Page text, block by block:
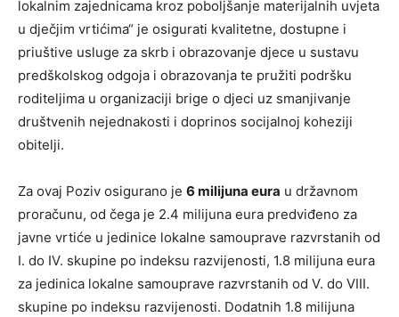
lokalnim zajednicama kroz poboljšanje materijalnih uvjeta
u dječjim vrtićima“ je osigurati kvalitetne, dostupne i
priuštive usluge za skrb i obrazovanje djece u sustavu
predškolskog odgoja i obrazovanja te pružiti podršku
roditeljima u organizaciji brige o djeci uz smanjivanje
društvenih nejednakosti i doprinos socijalnoj koheziji
obitelji.
Za ovaj Poziv osigurano je 6 milijuna eura u državnom
proračunu, od čega je 2.4 milijuna eura predviđeno za
javne vrtiće u jedinice lokalne samouprave razvrstanih od
I. do IV. skupine po indeksu razvijenosti, 1.8 milijuna eura
za jedinica lokalne samouprave razvrstanih od V. do VIII.
skupine po indeksu razvijenosti. Dodatnih 1.8 milijuna